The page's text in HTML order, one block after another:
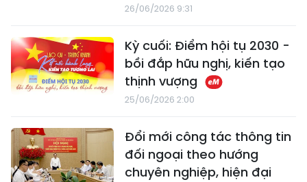
26/06/2026 9:31
Kỳ cuối: Điểm hội tụ 2030 -
bồi đắp hữu nghị, kiến tạo
thịnh vượng
25/06/2026 2:00
Đổi mới công tác thông tin
đối ngoại theo hướng
chuyên nghiệp, hiện đại